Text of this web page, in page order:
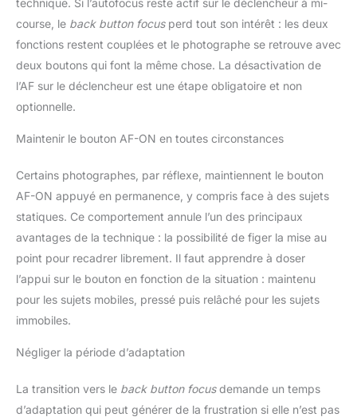
depuis votre caméra grâce aux
d'image pour les photos et les
vidéos. Que vous recherchiez
cinématographiques, des
définir votre identité visuelle.
Grâce au bouton de flou
également créer un arrière-plan
d'aspect professionnel en un
seul clic. UN SON CLAIR, UNE
IMPRESSION COMPLÈTE –
DIRECTEMENT À PARTIR DE
un son clair et naturel grâce au
microphone directionnel à 3
capsules intégré. Parfait pour
les enregistrements vocaux sur
Pour les utilisations en extérieur,
professionnels pour les vidéos
et les diffusions en direct.
PARTAGEZ VOTRE CONTENU
course, le back button focusperd tout son intérêt : les deux
fonctions restent couplées et le photographe se retrouve avec
deux boutons qui font la même chose. La désactivation de
l’AF sur le déclencheur est une étape obligatoire et non
optionnelle.
Maintenir le bouton AF-ON en toutes circonstances
Certains photographes, par réflexe, maintiennent le bouton
AF-ON appuyé en permanence, y compris face à des sujets
statiques. Ce comportement annule l’un des principaux
avantages de la technique : la possibilité de figer la mise au
point pour recadrer librement. Il faut apprendre à doser
l’appui sur le bouton en fonction de la situation : maintenu
pour les sujets mobiles, pressé puis relâché pour les sujets
immobiles.
Négliger la période d’adaptation
La transition vers le back button focusdemande un temps
d’adaptation qui peut générer de la frustration si elle n’est pas